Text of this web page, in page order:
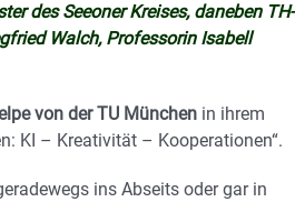
des Seeoner Kreises, daneben TH-
Walch, Professorin Isabell
von der TU München in ihrem
KI – Kreativität – Kooperationen“.
ins Abseits oder gar in